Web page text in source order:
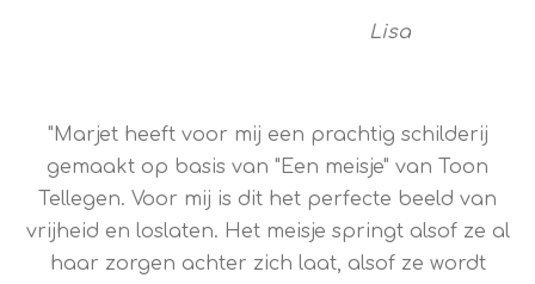
Lisa
"Marjet heeft voor mij een prachtig schilderij
gemaakt op basis van "Een meisje" van Toon
Tellegen. Voor mij is dit het perfecte beeld van
vrijheid en loslaten. Het meisje springt alsof ze al
haar zorgen achter zich laat, alsof ze wordt